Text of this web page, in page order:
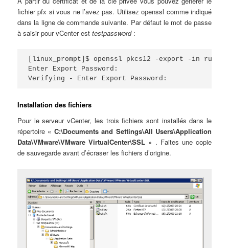
fichier pfx si vous ne l’avez pas. Utilisez openssl comme indiqué
dans la ligne de commande suivante. Par défaut le mot de passe
à saisir pour vCenter esttestpassword :
[linux_prompt]$ openssl pkcs12 -export -in
Enter Export Password:
Verifying - Enter Export Password:
Installation des fichiers
Pour le serveur vCenter, les trois fichiers sont installés dans le
répertoire « C:\Documents and Settings\All Users\Application
Data\VMware\VMware VirtualCenter\SSL » . Faites une copie
de sauvegarde avant d’écraser les fichiers d’origine.